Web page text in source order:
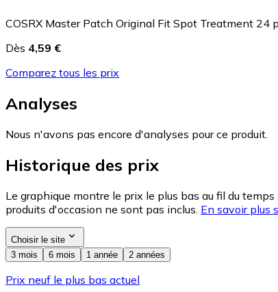
COSRX Master Patch Original Fit Spot Treatment 24
Dès 4,59 €
Comparez tous les prix
Analyses
Nous n'avons pas encore d'analyses pour ce produit.
Historique des prix
Le graphique montre le prix le plus bas au fil du
produits d'occasion ne sont pas inclus. En savoir plus
Choisir le site
3 mois
6 mois 1 année 2 années
Prix neuf le plus bas actuel